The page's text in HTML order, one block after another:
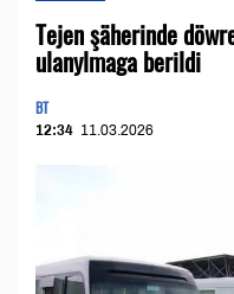
Tejen şäherinde
ulanylmaga berildi
BT
12:34 11.03.2026